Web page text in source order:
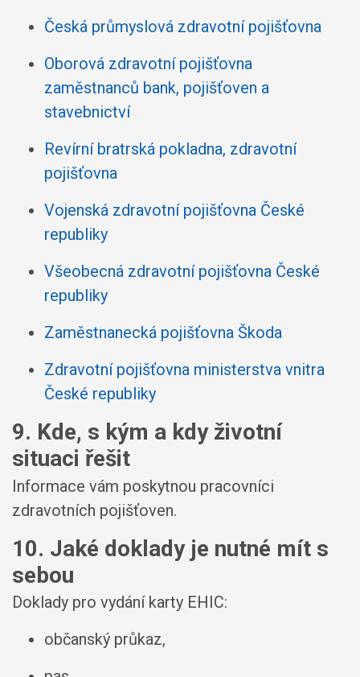
Česká průmyslová zdravotní pojišťovna
Oborová zdravotní pojišťovna
zaměstnanců bank, pojišťoven a
stavebnictví
Revírní bratrská pokladna, zdravotní
pojišťovna
Vojenská zdravotní pojišťovna České
republiky
Všeobecná zdravotní pojišťovna České
republiky
Zaměstnanecká pojišťovna Škoda
Zdravotní pojišťovna ministerstva vnitra
České republiky
9. Kde, s kým a kdy životní
situaci řešit
Informace vám poskytnou pracovníci
zdravotních pojišťoven.
10. Jaké doklady je nutné mít s
sebou
Doklady pro vydání karty EHIC:
občanský průkaz,